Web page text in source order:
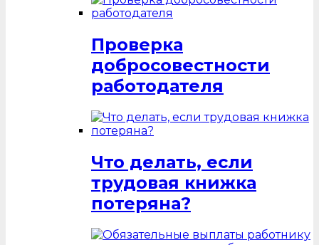
Проверка
добросовестности
работодателя
Что делать, если
трудовая книжка
потеряна?